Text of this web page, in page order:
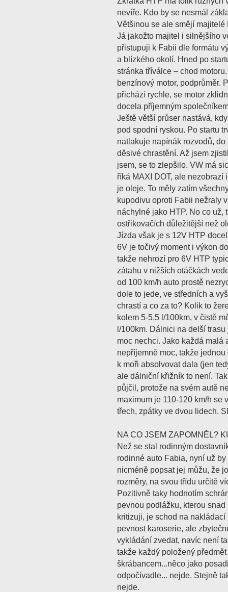
nevíře. Kdo by se nesmál
Většinou se ale smějí
Já jakožto majitel i silnějšího
přistupuji k Fabii dle formátu
a blízkého okolí. Hned po
stránka tříválce – chod
benzínový motor, podprůměr.
přichází rychle, se motor
docela příjemným
Ještě větší průser nastává,
pod spodní ryskou. Po startu
natlakuje napínák rozvodů,
děsivé chrastění. Až jsem
jsem, se to zlepšilo. VW má
říká MAXI DOT, ale
je oleje. To měly zatím
kupodivu oproti Fabii nežraly
náchylné jako HTP. No co už,
ostřikovačích důležitější než
Jízda však je s 12V HTP
6V je točivý moment i výkon
takže nehrozí pro 6V HTP
zátahu v nižších otáčkách
od 100 km/h auto prostě
dole to jede, ve středních a
chrastí a co za to? Kolik to
kolem 5-5,5 l/100km, v čistě
l/100km. Dálnici na delší
moc nechci. Jako každá malá
nepříjemně moc, takže
k moři absolvovat dala (jen
ale dálniční křižník to není.
půjčil, protože na svém autě
maximum je 110-120 km/h se
třech, zpátky ve dvou lidech.
NA CO JSEM ZAPOMNĚL?
Než se stal rodinným
rodinné auto Fabia, nyní už
nicméně popsat jej můžu, že
rozměry, na svou třídu určitě
Pozitivně taky hodnotím
pevnou podlážku, kterou
kritizuji, je schod na
pevnost karoserie, ale
vykládání zvedat, navíc není
takže každý položený
škrábancem...něco jako
odpočívadle... nejde. Stejně
nejde.